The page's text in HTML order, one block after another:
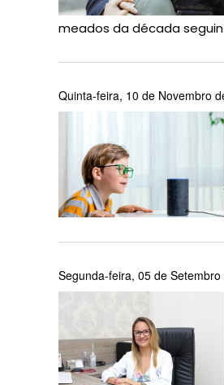
meados da década
Quinta-feira, 10 de Novembro
Segunda-feira, 05 de